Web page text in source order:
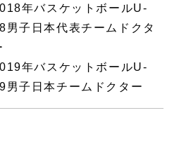
年バスケットボールU-
男子日本代表チームドクタ
年バスケットボールU-
男子日本チームドクター